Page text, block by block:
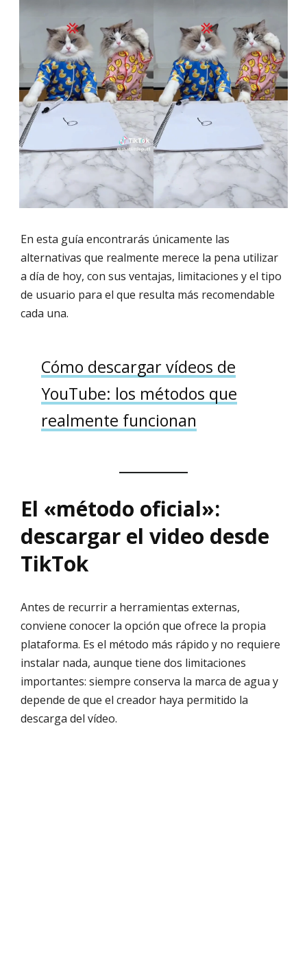
En esta guía encontrarás únicamente las
alternativas que realmente merece la pena utilizar
a día de hoy, con sus ventajas, limitaciones y el tipo
de usuario para el que resulta más recomendable
cada una.
Cómo descargar vídeos de
YouTube: los métodos que
realmente funcionan
El «método oficial»:
descargar el video desde
TikTok
Antes de recurrir a herramientas externas,
conviene conocer la opción que ofrece la propia
plataforma. Es el método más rápido y no requiere
instalar nada, aunque tiene dos limitaciones
importantes: siempre conserva la marca de agua y
depende de que el creador haya permitido la
descarga del vídeo.